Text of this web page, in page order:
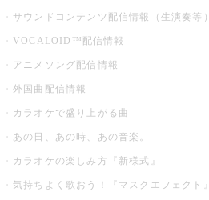
サウンドコンテンツ配信情報（生演奏等）
VOCALOID™配信情報
アニメソング配信情報
外国曲配信情報
カラオケで盛り上がる曲
あの日、あの時、あの音楽。
カラオケの楽しみ方『新様式』
気持ちよく歌おう！『マスクエフェクト』